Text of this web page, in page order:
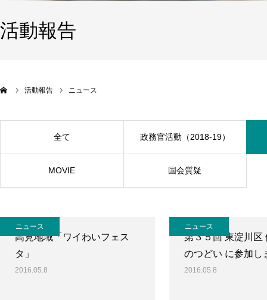
活動報告
活動報告 ニュース
全て 政務官活動（2018-19）
MOVIE 国会質疑
ニュース
高見地域「ワイわいフェス
タ」
2016.05.8
ニュース
第３５回 東淀川区
のつどい に参加
2016.05.8